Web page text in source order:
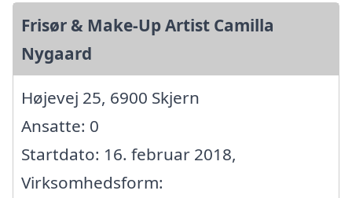
Frisør & Make-Up Artist Camilla
Nygaard
Højevej 25, 6900 Skjern
Ansatte: 0
Startdato: 16. februar 2018,
Virksomhedsform: